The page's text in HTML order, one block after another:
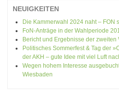
NEUIGKEITEN
Die Kammerwahl 2024 naht – FON
FoN-Anträge in der Wahlperiode
Bericht und Ergebnisse der
Politisches Sommerfest & Tag der
der AKH – gute Idee mit viel Luft
Wegen hohem Interesse
Wiesbaden